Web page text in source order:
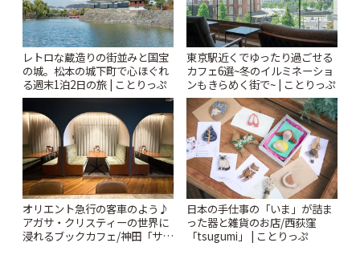
レトロな蔵造りの街並みと国宝
の城。松本の城下町で心ほぐれ
る週末1泊2日の旅 | ことりっぷ
東京駅近くでゆったり過ごせる
カフェ6選~冬のイルミネーショ
ンもきらめく街で~ | ことりっぷ
オリエント急行の客車のよう♪
アガサ・クリスティーの世界に
浸れるブックカフェ/神田「サロ
日本の手仕事の「いま」が詰ま
った器と雑貨のお店/西荻窪
「tsugumi」 | ことりっぷ